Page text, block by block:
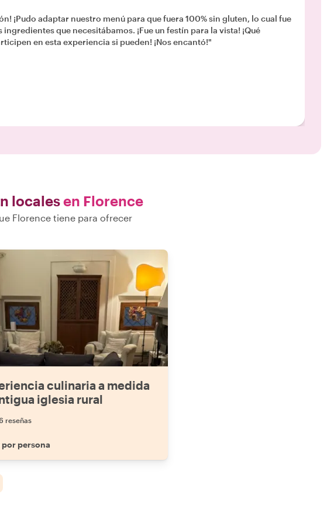
¡Pudo adaptar nuestro menú para que fuera 100% sin gluten, lo cual fue
que necesitábamos. ¡Fue un festín para la vista! ¡Qué
en esta experiencia si pueden! ¡Nos encantó!"
localesen Florence
Florence tiene para ofrecer
culinaria a medida
iglesia rural
reseñas
persona